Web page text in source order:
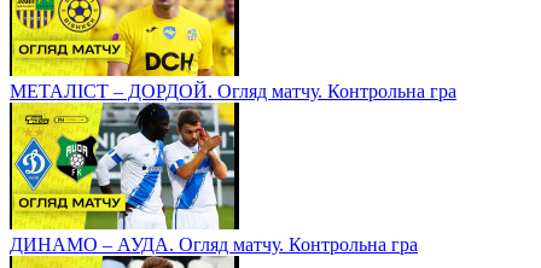
МЕТАЛІСТ – ДОРДОЙ. Огляд матчу. Контрольна гра
ДИНАМО – АУДА. Огляд матчу. Контрольна гра